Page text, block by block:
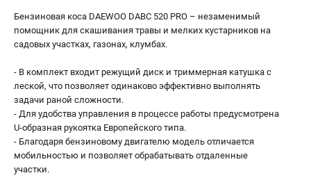
Бензиновая коса DAEWOO DABC 520 PRO – незаменимый
помощник для скашивания травы и мелких кустарников на
садовых участках, газонах, клумбах.
- В комплект входит режущий диск и триммерная катушка с
леской, что позволяет одинаково эффективно выполнять
задачи раной сложности.
- Для удобства управления в процессе работы предусмотрена
U-образная рукоятка Европейского типа.
- Благодаря бензиновому двигателю модель отличается
мобильностью и позволяет обрабатывать отдаленные
участки.